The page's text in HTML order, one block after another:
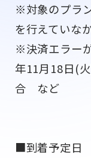
※対象のプラ
を行えていな
※決済エラー
年11月18日(
合 など
■到着予定日